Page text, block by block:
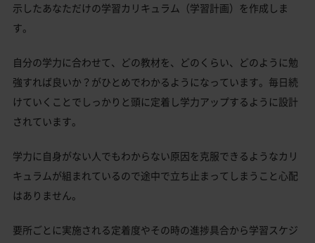
示したあなただけの学習カリキュラム（学習計画）を作成しま
す。
自分の学力に合わせて、どの教材を、どのくらい、どのように勉
強すれば良いか？がひとめでわかるようになっています。毎日続
けていくことでしっかりと頭に定着し学力アップするように設計
されています。
学力に自身がない人でもわからない原因を克服できるようなカリ
キュラムが組まれているので途中で立ち止まってしまうこと心配
はありません。
要所ごとに実施される定着度やその時の進捗具合から学習スケジ